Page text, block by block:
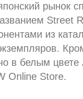
рынок
Street
из
в белым
Online Store.